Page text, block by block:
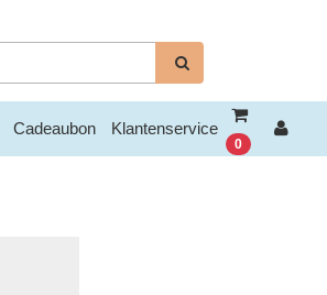
Cadeaubon Klantenservice
0